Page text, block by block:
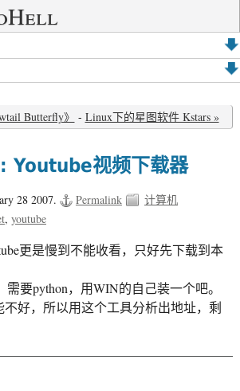
Butterfly》 - Linux下的星图软件 Kstars »
视频下载器
28 2007. Permalink
计算机
youtube
更是慢到不能收看，只好先下载到本
需要python，用WIN的自己装一个吧。
好，所以用这个工具分析出地址，剩